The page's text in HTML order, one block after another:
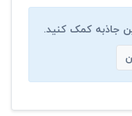
جاذبه کمک کنید.